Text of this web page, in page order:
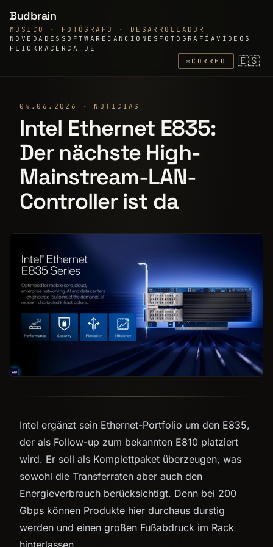
Budbrain
MÚSICO · FOTÓGRAFO · DESARROLLADOR
NOVEDADES SOFTWARE CANCIONES FOTOGRAFÍAVÍDEOS
FLICKR ACERCA DE
✉ CORREO 🇪🇸
04.06.2026 · NOTICIAS
Intel Ethernet E835:
Der nächste High-
Mainstream-LAN-
Controller ist da
Intel ergänzt sein Ethernet-Portfolio um den E835,
der als Follow-up zum bekannten E810 platziert
wird. Er soll als Komplettpaket überzeugen, was
sowohl die Transferraten aber auch den
Energieverbrauch berücksichtigt. Denn bei 200
Gbps können Produkte hier durchaus durstig
werden und einen großen Fußabdruck im Rack
hinterlassen.